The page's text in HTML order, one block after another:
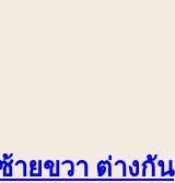
ายขวา ต่างกัน